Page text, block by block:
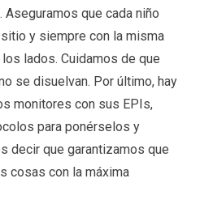
que cada niño
y siempre con la misma
lados. Cuidamos de que
se disuelvan. Por último, hay
monitores con sus EPIs,
para ponérselos y
decir que garantizamos que
cosas con la máxima